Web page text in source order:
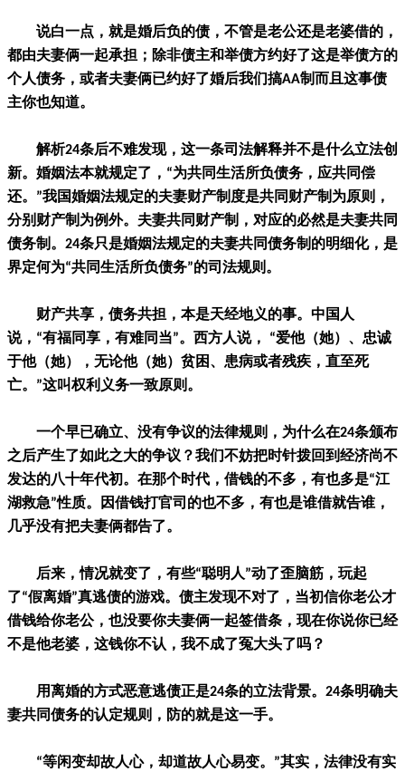
说白一点，就是婚后负的债，不管是老公还是老婆借的，
都由夫妻俩一起承担；除非债主和举债方约好了这是举债方的
个人债务，或者夫妻俩已约好了婚后我们搞AA制而且这事债
主你也知道。
解析24条后不难发现，这一条司法解释并不是什么立法创
新。婚姻法本就规定了，“为共同生活所负债务，应共同偿
还。”我国婚姻法规定的夫妻财产制度是共同财产制为原则，
分别财产制为例外。夫妻共同财产制，对应的必然是夫妻共同
债务制。24条只是婚姻法规定的夫妻共同债务制的明细化，是
界定何为“共同生活所负债务”的司法规则。
财产共享，债务共担，本是天经地义的事。中国人
说，“有福同享，有难同当”。西方人说， “爱他（她）、忠诚
于他（她），无论他（她）贫困、患病或者残疾，直至死
亡。”这叫权利义务一致原则。
一个早已确立、没有争议的法律规则，为什么在24条颁布
之后产生了如此之大的争议？我们不妨把时针拨回到经济尚不
发达的八十年代初。在那个时代，借钱的不多，有也多是“江
湖救急”性质。因借钱打官司的也不多，有也是谁借就告谁，
几乎没有把夫妻俩都告了。
后来，情况就变了，有些“聪明人”动了歪脑筋，玩起
了“假离婚”真逃债的游戏。债主发现不对了，当初信你老公才
借钱给你老公，也没要你夫妻俩一起签借条，现在你说你已经
不是他老婆，这钱你不认，我不成了冤大头了吗？
用离婚的方式恶意逃债正是24条的立法背景。24条明确夫
妻共同债务的认定规则，防的就是这一手。
“等闲变却故人心，却道故人心易变。”其实，法律没有实